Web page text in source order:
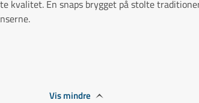
kvalitet. En snaps brygget på stolte
Vis mindre